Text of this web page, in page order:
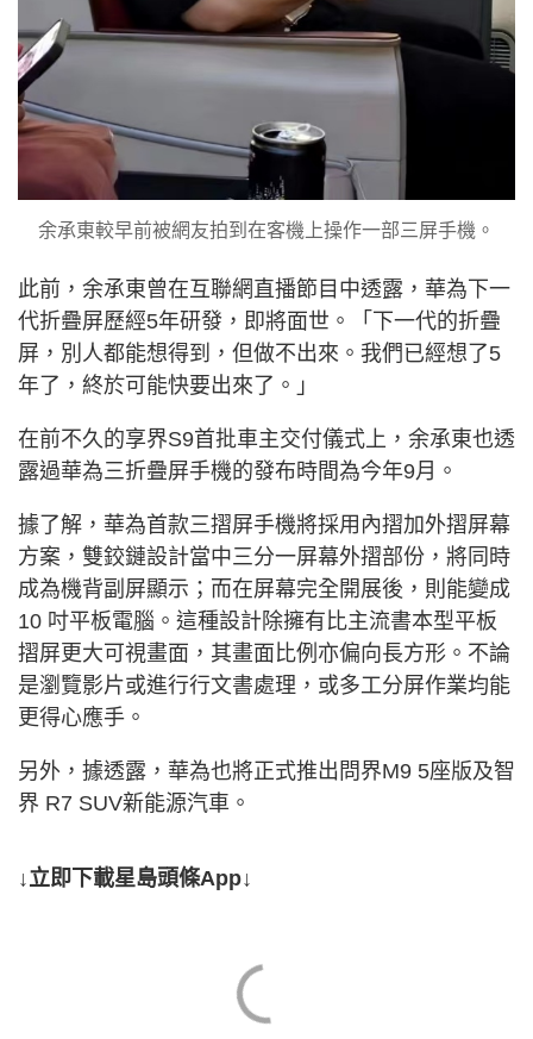
余承東較早前被網友拍到在客機上操作一部三屏手機。
此前，余承東曾在互聯網直播節目中透露，華為下一
代折疊屏歷經5年研發，即將面世。「下一代的折疊
屏，別人都能想得到，但做不出來。我們已經想了5
年了，終於可能快要出來了。」
在前不久的享界S9首批車主交付儀式上，余承東也透
露過華為三折疊屏手機的發布時間為今年9月。
據了解，華為首款三摺屏手機將採用內摺加外摺屏幕
方案，雙鉸鏈設計當中三分一屏幕外摺部份，將同時
成為機背副屏顯示；而在屏幕完全開展後，則能變成
10 吋平板電腦。這種設計除擁有比主流書本型平板
摺屏更大可視畫面，其畫面比例亦偏向長方形。不論
是瀏覽影片或進行行文書處理，或多工分屏作業均能
更得心應手。
另外，據透露，華為也將正式推出問界M9 5座版及智
界 R7 SUV新能源汽車。
↓立即下載星島頭條App↓